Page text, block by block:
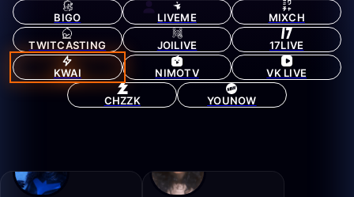
BIGO LIVEME MIXCH
TWITCASTING JOILIVE 17LIVE
KWAI NIMOTV VK LIVE
CHZZK YOUNOW